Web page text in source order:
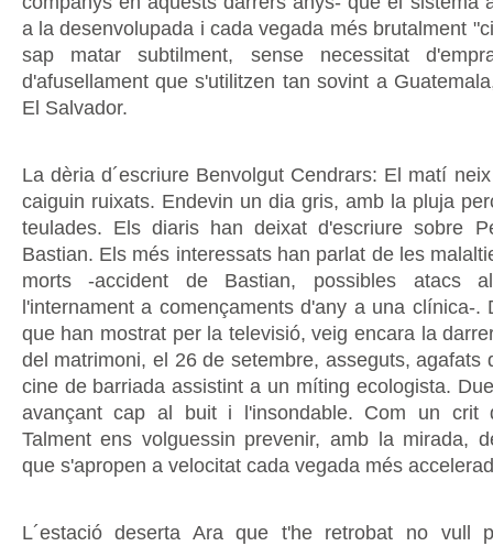
a la desenvolupada i cada vegada més brutalment
sap matar subtilment, sense necessitat
d'afusellament que s'utilitzen tan sovint a
El Salvador.
La dèria d´escriure Benvolgut Cendrars: El matí
caiguin ruixats. Endevin un dia gris, amb la pluja
teulades. Els diaris han deixat d'escriure sobre
Bastian. Els més interessats han parlat de les
morts -accident de Bastian, possibles atacs
l'internament a començaments d'any a una clínica-.
que han mostrat per la televisió, veig encara la
del matrimoni, el 26 de setembre, asseguts, agafats
cine de barriada assistint a un míting ecologista.
avançant cap al buit i l'insondable. Com un crit
Talment ens volguessin prevenir, amb la mirada,
que s'apropen a velocitat cada vegada més
L´estació deserta Ara que t'he retrobat no vull